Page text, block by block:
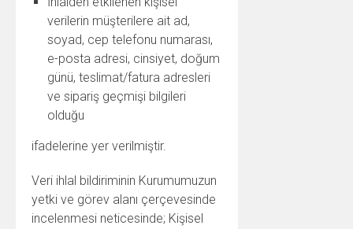
verilerin müşterilere ait ad,
soyad, cep telefonu numarası,
e-posta adresi, cinsiyet, doğum
günü, teslimat/fatura adresleri
ve sipariş geçmişi bilgileri
olduğu
ifadelerine yer verilmiştir.
Veri ihlal bildiriminin Kurumumuzun
yetki ve görev alanı çerçevesinde
incelenmesi neticesinde; Kişisel